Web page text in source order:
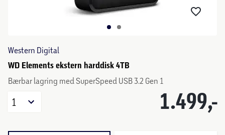
Western Digital
WD Elements ekstern harddisk 4TB
Bærbar lagring med SuperSpeed USB 3.2 Gen 1
1.499,-
1